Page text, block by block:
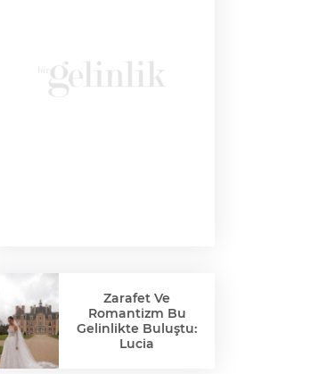
Zarafet Ve
Romantizm Bu
Gelinlikte Buluştu:
Lucia